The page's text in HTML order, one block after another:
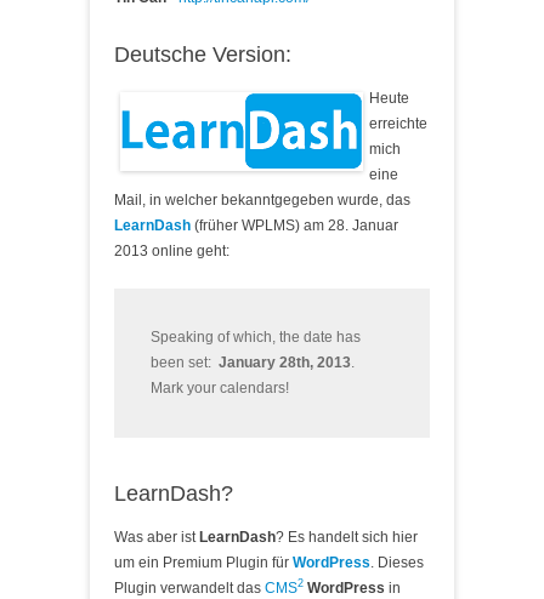
Deutsche Version:
Heute
erreichte
mich
eine
Mail, in welcher bekanntgegeben wurde, das
LearnDash (früher WPLMS) am 28. Januar
2013 online geht:
Speaking of which, the date has
been set: January 28th, 2013.
Mark your calendars!
LearnDash?
Was aber ist LearnDash? Es handelt sich hier
um ein Premium Plugin für WordPress. Dieses
Plugin verwandelt das CMS2 WordPress in